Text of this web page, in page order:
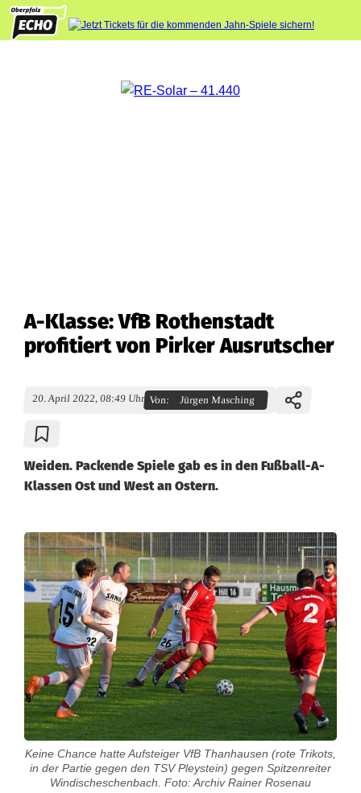
A-Klasse: VfB Rothenstadt
profitiert von Pirker Ausrutscher
20. April 2022, 08:49 Uhr Von: Jürgen Masching
Weiden. Packende Spiele gab es in den Fußball-A-
Klassen Ost und West an Ostern.
A
-
K
l
a
s
s
e
Keine Chance hatte Aufsteiger VfB Thanhausen (rote Trikots,
in der Partie gegen den TSV Pleystein) gegen Spitzenreiter
Windischeschenbach. Foto: Archiv Rainer Rosenau